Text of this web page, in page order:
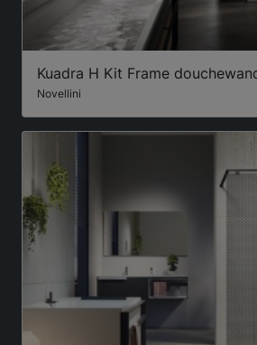
Kuadra H Kit Frame
Novellini